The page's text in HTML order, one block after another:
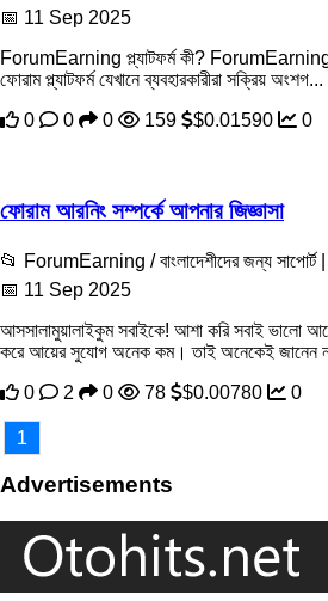
📅 11 Sep 2025
ForumEarning প্ল্যাটফর্ম কী? ForumEarning
ফোরাম প্ল্যাটফর্ম যেখানে ব্যবহারকারীরা সক্রিয় অংশগ...
0
0 0 159 $0.01590 0
ফোরাম আরনিং সম্পর্কে আপনার জিজ্ঞাসা
📂 ForumEarning / বাংলাদেশীদের জন্য
📅 11 Sep 2025
আসসালামুয়ালাইকুম সবাইকে! আশা করি সবাই ভালো
করে আয়ের সুযোগ অনেক কম। তাই অনেকেই জানেন
0
2 0 78 $0.00780 0
1
Advertisements